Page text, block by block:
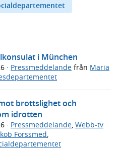
i München
· Pressmeddelande från Maria
brottslighet och
idrotten
· Pressmeddelande, Webb-tv
Forssmed,